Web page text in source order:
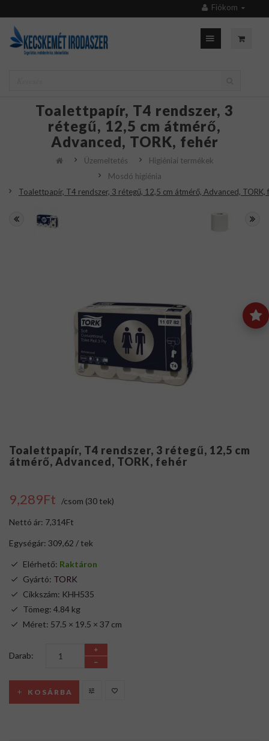
Fiókom
Toalettpapír, T4 rendszer, 3
rétegű, 12,5 cm átmérő,
Advanced, TORK, fehér
Üzemeltetés
Higiéniai termékek
Mosdó higiénia
Toalettpapír, T4 rendszer, 3 rétegű, 12,5 cm átmérő, Advanced, TORK,
Toalettpapír, T4 rendszer, 3 rétegű, 12,5 cm
átmérő, Advanced, TORK, fehér
9,289Ft /csom (30 tek)
Nettó ár: 7,314Ft
Egységár: 309,62 / tek
Elérhető: Raktáron
Gyártó: TORK
Cikkszám: KHH535
Tömeg: 4.84 kg
Méret: 57.5 × 19.5 × 37 cm
Darab:
KOSÁRBA